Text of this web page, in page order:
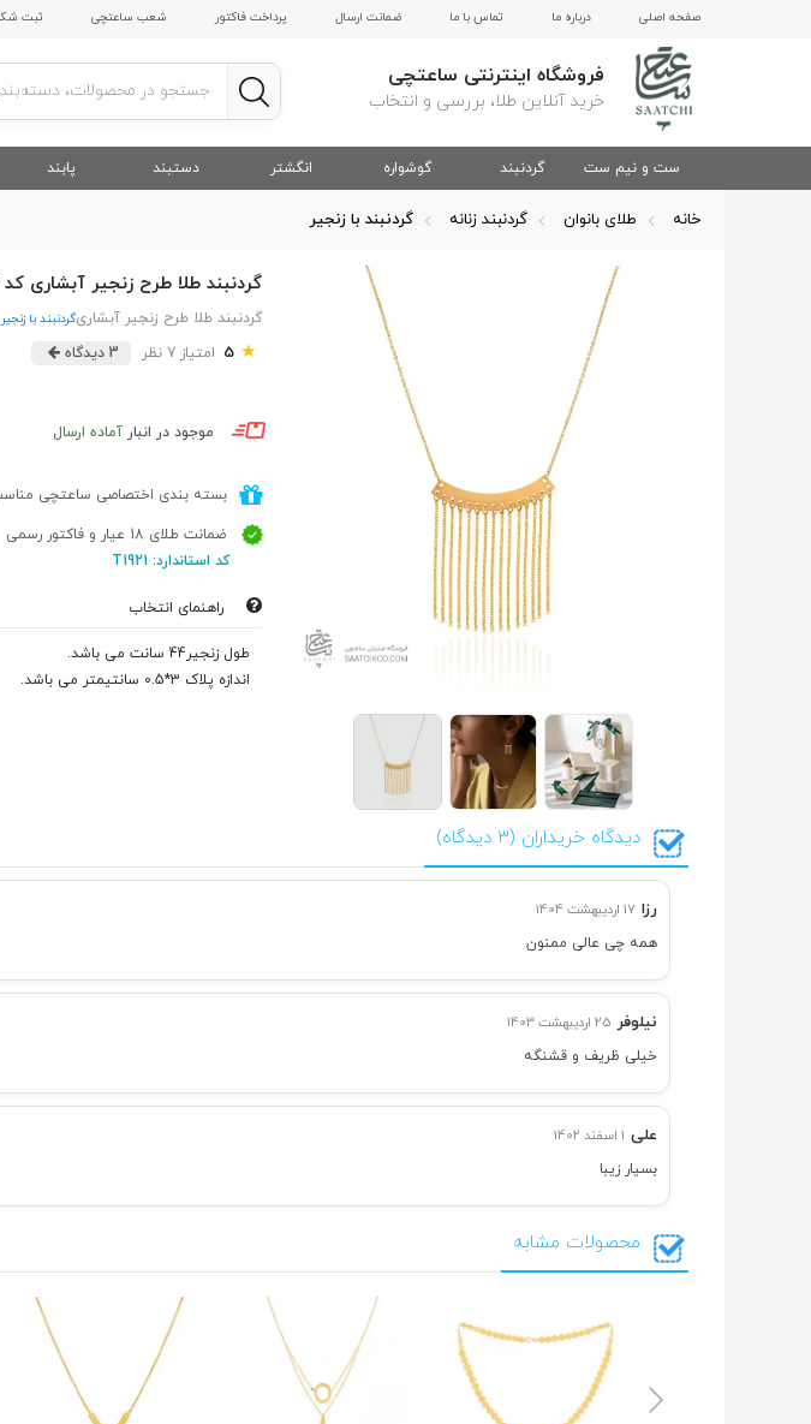
صفحه اصلی درباره ما تماس با ما ضمانت ارسال پرداخت فاکتور شعب ساعتچی ثبت
فروشگاه اینترنتی ساعتچی
خرید آنلاین طلا، بررسی و انتخاب
ست و نیم ست گردنبند گوشواره انگشتر دستبند پابند
خانه طلای بانوان گردنبند زنانه گردنبند با زنجیر
گردنبند طلا طرح زنجیر آبشاری کد LN865
گردنبند طلا طرح زنجیر آبشاریگردنبند با زنجیر
★
5 امتیاز 7 نظر 3 دیدگاه
موجود در انبار آماده ارسال
بسته بندی اختصاصی ساعتچی
ضمانت طلای 18 عیار و فاکتور رسمی
کد استاندارد: T1921
راهنمای انتخاب
طول زنجیر44 سانت می باشد.
اندازه پلاک 3*0.5 سانتیمتر می باشد.
دیدگاه خریداران (3 دیدگاه)
رزا 17 اردیبهشت 1404
همه چی عالی ممنون
نیلوفر 25 اردیبهشت 1403
خیلی ظریف و قشنگه
علی 1 اسفند 1402
بسیار زیبا
محصولات مشابه